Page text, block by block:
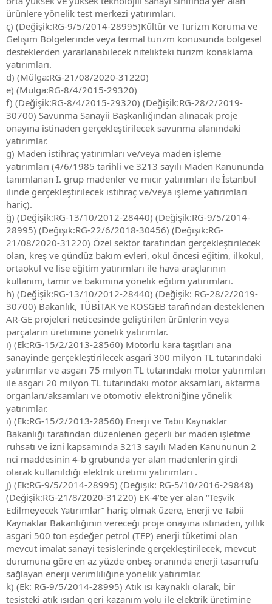
ürünlere yönelik test merkezi yatırımları.
ç) (Değişik:RG-9/5/2014-28995)Kültür ve Turizm Koruma ve
Gelişim Bölgelerinde veya termal turizm konusunda bölgesel
desteklerden yararlanabilecek nitelikteki turizm konaklama
yatırımları.
d) (Mülga:RG-21/08/2020-31220)
e) (Mülga:RG-8/4/2015-29320)
f) (Değişik:RG-8/4/2015-29320) (Değişik:RG-28/2/2019-
30700) Savunma Sanayii Başkanlığından alınacak proje
onayına istinaden gerçekleştirilecek savunma alanındaki
yatırımlar.
g) Maden istihraç yatırımları ve/veya maden işleme
yatırımları (4/6/1985 tarihli ve 3213 sayılı Maden Kanununda
tanımlanan I. grup madenler ve mıcır yatırımları ile İstanbul
ilinde gerçekleştirilecek istihraç ve/veya işleme yatırımları
hariç).
ğ) (Değişik:RG-13/10/2012-28440) (Değişik:RG-9/5/2014-
28995) (Değişik:RG-22/6/2018-30456) (Değişik:RG-
21/08/2020-31220) Özel sektör tarafından gerçekleştirilecek
olan, kreş ve gündüz bakım evleri, okul öncesi eğitim, ilkokul,
ortaokul ve lise eğitim yatırımları ile hava araçlarının
kullanım, tamir ve bakımına yönelik eğitim yatırımları.
h) (Değişik:RG-13/10/2012-28440) (Değişik: RG-28/2/2019-
30700) Bakanlık, TÜBİTAK ve KOSGEB tarafından desteklenen
AR-GE projeleri neticesinde geliştirilen ürünlerin veya
parçaların üretimine yönelik yatırımlar.
ı) (Ek:RG-15/2/2013-28560) Motorlu kara taşıtları ana
sanayinde gerçekleştirilecek asgari 300 milyon TL tutarındaki
yatırımlar ve asgari 75 milyon TL tutarındaki motor yatırımları
ile asgari 20 milyon TL tutarındaki motor aksamları, aktarma
organları/aksamları ve otomotiv elektroniğine yönelik
yatırımlar.
i) (Ek:RG-15/2/2013-28560) Enerji ve Tabii Kaynaklar
Bakanlığı tarafından düzenlenen geçerli bir maden işletme
ruhsatı ve izni kapsamında 3213 sayılı Maden Kanununun 2
nci maddesinin 4-b grubunda yer alan madenlerin girdi
olarak kullanıldığı elektrik üretimi yatırımları .
j) (Ek:RG-9/5/2014-28995) (Değişik: RG-5/10/2016-29848)
(Değişik:RG-21/8/2020-31220) EK-4’te yer alan “Teşvik
Edilmeyecek Yatırımlar” hariç olmak üzere, Enerji ve Tabii
Kaynaklar Bakanlığının vereceği proje onayına istinaden, yıllık
asgari 500 ton eşdeğer petrol (TEP) enerji tüketimi olan
mevcut imalat sanayi tesislerinde gerçekleştirilecek, mevcut
durumuna göre en az yüzde onbeş oranında enerji tasarrufu
sağlayan enerji verimliliğine yönelik yatırımlar.
k) (Ek: RG-9/5/2014-28995) Atık ısı kaynaklı olarak, bir
tesisteki atık ısıdan geri kazanım yolu ile elektrik üretimine